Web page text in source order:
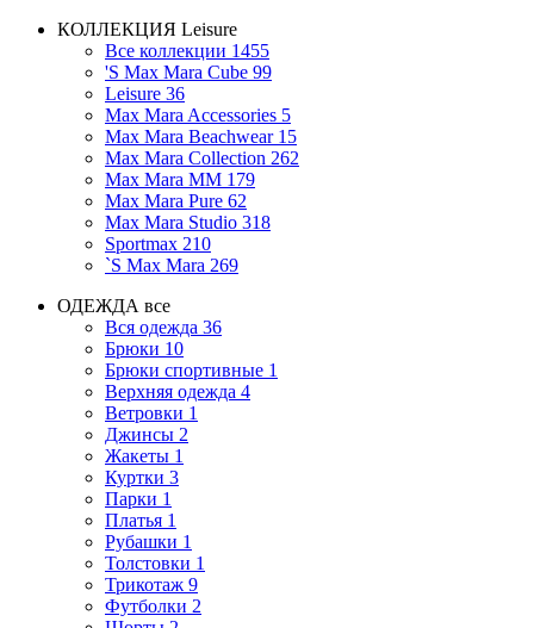
КОЛЛЕКЦИЯ Leisure
Все коллекции 1455
'S Max Mara Cube 99
Leisure 36
Max Mara Accessories 5
Max Mara Beachwear 15
Max Mara Collection 262
Max Mara MM 179
Max Mara Pure 62
Max Mara Studio 318
Sportmax 210
`S Max Mara 269
ОДЕЖДА все
Вся одежда 36
Брюки 10
Брюки спортивные 1
Верхняя одежда 4
Ветровки 1
Джинсы 2
Жакеты 1
Куртки 3
Парки 1
Платья 1
Рубашки 1
Толстовки 1
Трикотаж 9
Футболки 2